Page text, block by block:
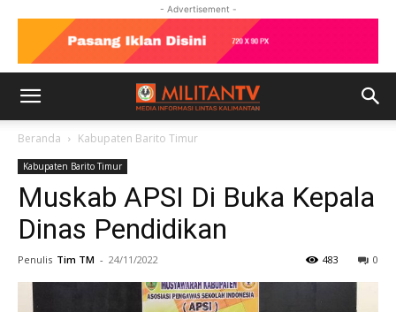
- Advertisement -
Beranda Kabupaten Barito Timur
Kabupaten Barito Timur
Muskab APSI Di Buka Kepala
Dinas Pendidikan
Penulis Tim TM - 24/11/2022 0
483